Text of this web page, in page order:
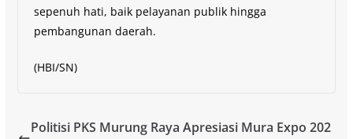
sepenuh hati, baik pelayanan publik hingga
pembangunan daerah.
(HBI/SN)
Politisi PKS Murung Raya Apresiasi Mura Expo 202